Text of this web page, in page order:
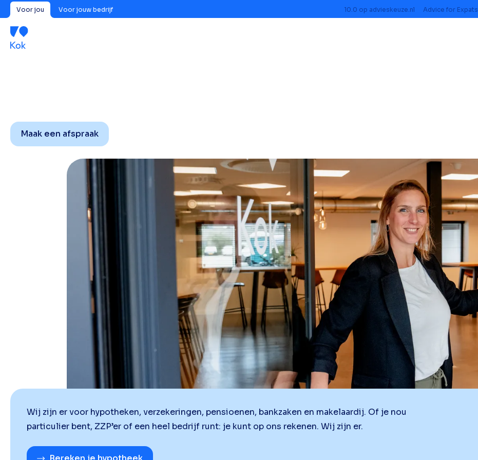
Voor jou Voor jouw bedrijf 10.0 op advieskeuze.nl Advice for Expats
Maak een afspraak
Wij zijn er voor hypotheken, verzekeringen, pensioenen, bankzaken en makelaardij. Of je nou
particulier bent, ZZP’er of een heel bedrijf runt: je kunt op ons rekenen. Wij zijn er.